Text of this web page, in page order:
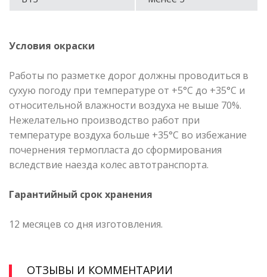
Условия окраски
Работы по разметке дорог должны проводиться в
сухую погоду при температуре от +5°С до +35°С и
относительной влажности воздуха не выше 70%.
Нежелательно производство работ при
температуре воздуха больше +35°С во избежание
почернения термопласта до сформирования
вследствие наезда колес автотранспорта.
Гарантийный срок хранения
12 месяцев со дня изготовления.
ОТЗЫВЫ И КОММЕНТАРИИ